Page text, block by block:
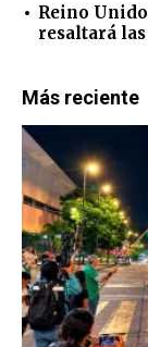
Reino
resaltará
Más reciente